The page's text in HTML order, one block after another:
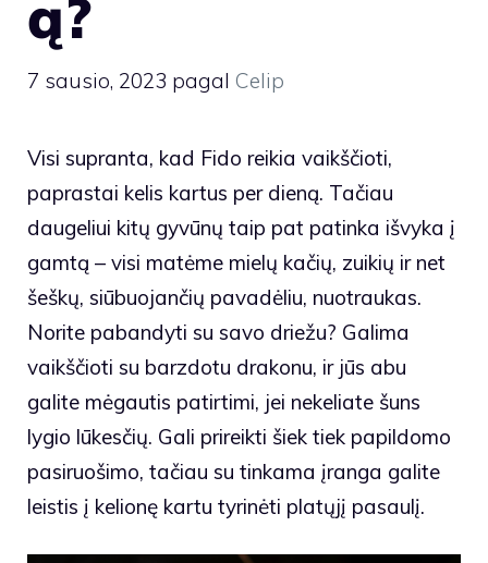
ą?
7 sausio, 2023 pagal Celip
Visi supranta, kad Fido reikia vaikščioti,
paprastai kelis kartus per dieną. Tačiau
daugeliui kitų gyvūnų taip pat patinka išvyka į
gamtą – visi matėme mielų kačių, zuikių ir net
šeškų, siūbuojančių pavadėliu, nuotraukas.
Norite pabandyti su savo driežu? Galima
vaikščioti su barzdotu drakonu, ir jūs abu
galite mėgautis patirtimi, jei nekeliate šuns
lygio lūkesčių. Gali prireikti šiek tiek papildomo
pasiruošimo, tačiau su tinkama įranga galite
leistis į kelionę kartu tyrinėti platųjį pasaulį.